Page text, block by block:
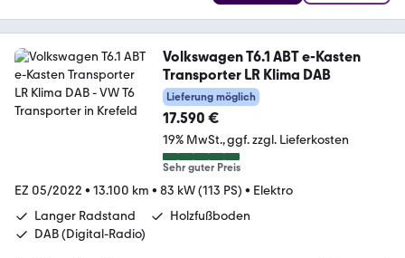
Volkswagen T6.1 ABT e-Kasten
Transporter LR Klima DAB
Lieferung möglich
17.590 €
19% MwSt. ggf. zzgl. Lieferkosten
Sehr guter Preis
EZ 05/2022 • 13.100 km • 83 kW (113 PS) • Elektro
Langer Radstand
Holzfußboden
DAB (Digital-Radio)